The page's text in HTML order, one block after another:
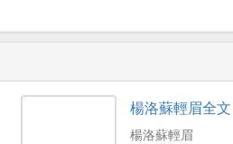
楊洛蘇輕眉全文
楊洛蘇輕眉